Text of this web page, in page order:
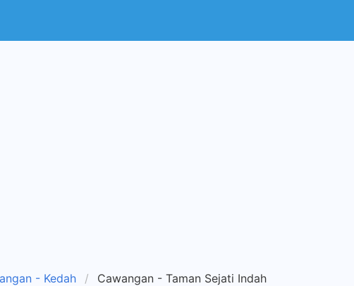
- Kedah Cawangan - Taman Sejati Indah